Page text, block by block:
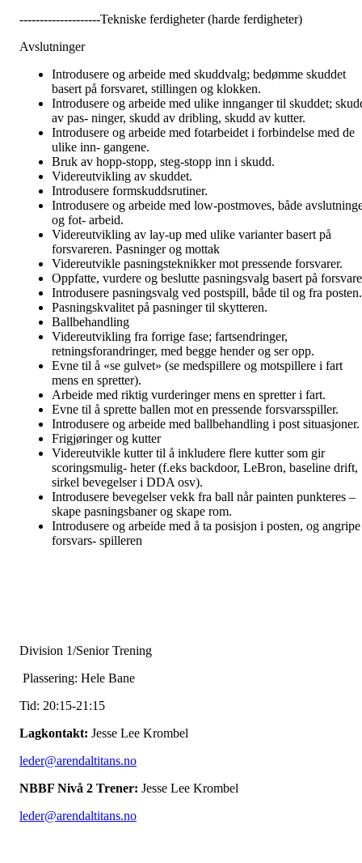
--------------------Tekniske ferdigheter (harde ferdigheter)
Avslutninger
Introdusere og arbeide med skuddvalg; bedømme skuddet
basert på forsvaret, stillingen og klokken.
Introdusere og arbeide med ulike innganger til skuddet;
av pas- ninger, skudd av dribling, skudd av kutter.
Introdusere og arbeide med fotarbeidet i forbindelse med de
ulike inn- gangene.
Bruk av hopp-stopp, steg-stopp inn i skudd.
Videreutvikling av skuddet.
Introdusere formskuddsrutiner.
Introdusere og arbeide med low-postmoves, både
og fot- arbeid.
Videreutvikling av lay-up med ulike varianter basert på
forsvareren. Pasninger og mottak
Videreutvikle pasningsteknikker mot pressende forsvarer.
Oppfatte, vurdere og beslutte pasningsvalg basert på
Introdusere pasningsvalg ved postspill, både til og fra posten.
Pasningskvalitet på pasninger til skytteren.
Ballbehandling
Videreutvikling fra forrige fase; fartsendringer,
retningsforandringer, med begge hender og ser opp.
Evne til å «se gulvet» (se medspillere og motspillere i fart
mens en spretter).
Arbeide med riktig vurderinger mens en spretter i fart.
Evne til å sprette ballen mot en pressende forsvarsspiller.
Introdusere og arbeide med ballbehandling i post situasjoner.
Frigjøringer og kutter
Videreutvikle kutter til å inkludere flere kutter som gir
scoringsmulig- heter (f.eks backdoor, LeBron, baseline drift,
sirkel bevegelser i DDA osv).
Introdusere bevegelser vekk fra ball når painten punkteres –
skape pasningsbaner og skape rom.
Introdusere og arbeide med å ta posisjon i posten, og angripe
forsvars- spilleren
Division 1/Senior Trening
Plassering: Hele Bane
Tid: 20:15-21:15
Lagkontakt: Jesse Lee Krombel
leder@arendaltitans.no
NBBF Nivå 2 Trener: Jesse Lee Krombel
leder@arendaltitans.no